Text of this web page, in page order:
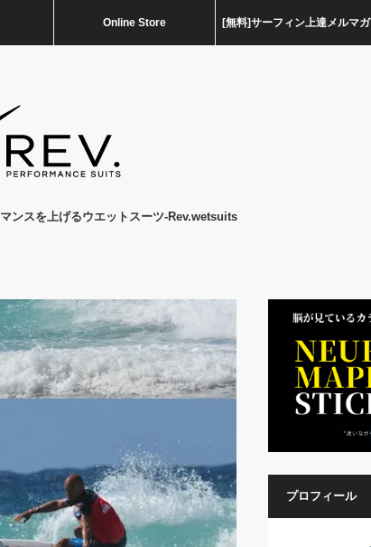
Online Store [無料]サーフィン上達メルマガ
ンスを上げるウエットスーツ-Rev.wetsuits
プロフィール